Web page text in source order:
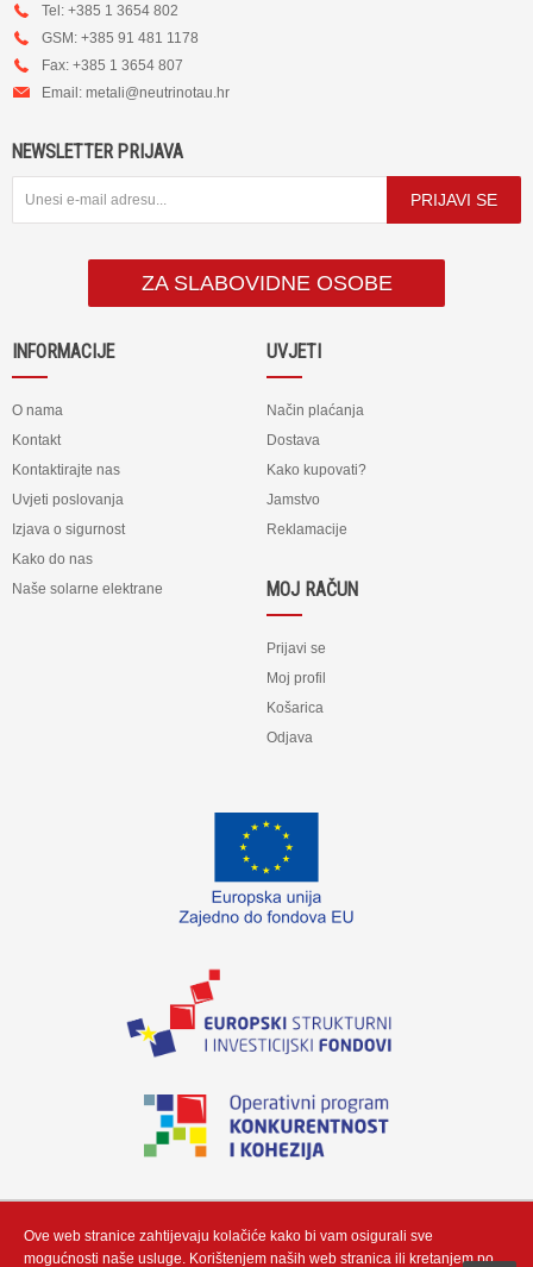
Tel: +385 1 3654 802
GSM: +385 91 481 1178
Fax: +385 1 3654 807
Email: metali@neutrinotau.hr
NEWSLETTER PRIJAVA
PRIJAVI SE
ZA SLABOVIDNE OSOBE
INFORMACIJE
O nama
Kontakt
Kontaktirajte nas
Uvjeti poslovanja
Izjava o sigurnost
Kako do nas
Naše solarne elektrane
UVJETI
Način plaćanja
Dostava
Kako kupovati?
Jamstvo
Reklamacije
MOJ RAČUN
Prijavi se
Moj profil
Košarica
Odjava
„Izradu internetske stranice sufinancirala je Europska unija iz Europskog fonda
Neutrino Tau d.o.o“
Ove web stranice zahtijevaju kolačiće kako bi vam osigurali sve
mogućnosti naše usluge. Korištenjem naših web stranica ili kretanjem po